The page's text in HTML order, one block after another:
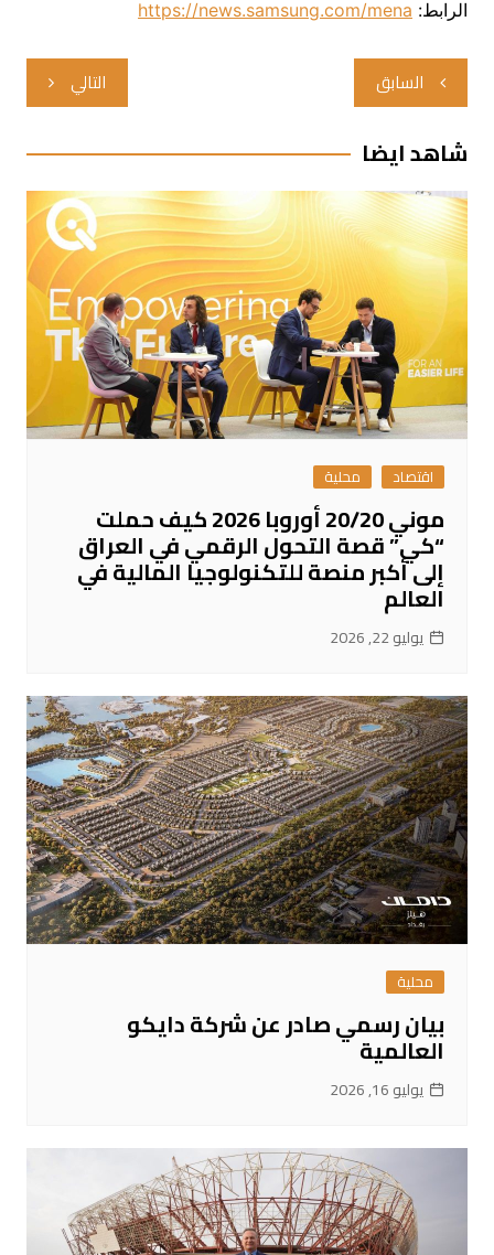
الرابط: https://news.samsung.com/mena
تصفّح
المقالات
السابق التالي
شاهد ايضا
اقتصاد محلية
موني 20/20 أوروبا 2026 كيف حملت
“كي” قصة التحول الرقمي في العراق
إلى أكبر منصة للتكنولوجيا المالية في
العالم
يوليو 22, 2026
محلية
بيان رسمي صادر عن شركة دايكو
العالمية
يوليو 16, 2026